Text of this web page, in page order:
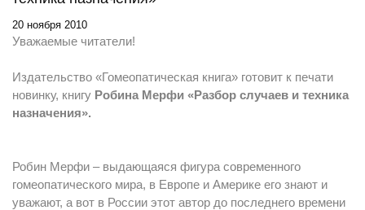
20 ноября 2010
Уважаемые читатели!
Издательство «Гомеопатическая книга» готовит к печати
новинку, книгу Робина Мерфи «Разбор случаев и техника
назначения».
Робин Мерфи – выдающаяся фигура современного
гомеопатического мира, в Европе и Америке его знают и
уважают, а вот в России этот автор до последнего времени